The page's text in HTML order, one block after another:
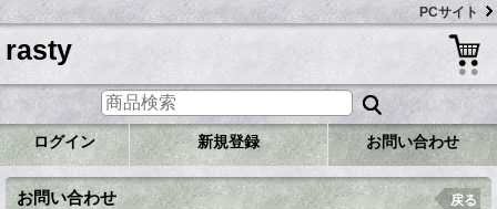
PCサイト
rasty
ログイン 新規登録 お問い合わせ
お問い合わせ 戻る